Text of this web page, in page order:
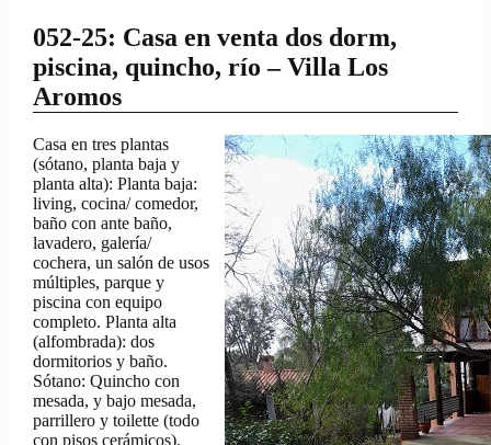
052-25: Casa en venta dos dorm,
piscina, quincho, río – Villa Los
Aromos
Casa en tres plantas
(sótano, planta baja y
planta alta): Planta baja:
living, cocina/ comedor,
baño con ante baño,
lavadero, galería/
cochera, un salón de usos
múltiples, parque y
piscina con equipo
completo. Planta alta
(alfombrada): dos
dormitorios y baño.
Sótano: Quincho con
mesada, y bajo mesada,
parrillero y toilette (todo
con pisos cerámicos).